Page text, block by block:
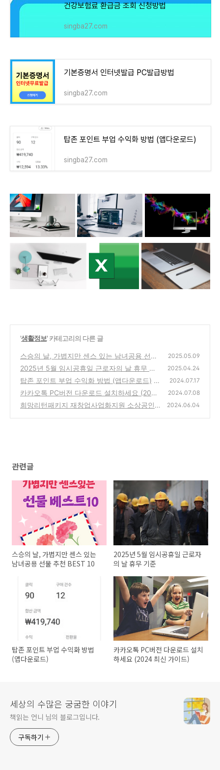
건강보험료 환급금 조회 신청방법
singba27.com
기본증명서 인터넷발급 PC발급방법
singba27.com
탑존 포인트 부업 수익화 방법 (앱다운로드)
singba27.com
'생활정보' 카테고리의 다른 글
스승의 날, 가볍지만 센스 있는 남녀공용 선물
추천 BEST 10
(0)
2025.05.09
2025년 5월 임시공휴일 근로자의 날 휴무 기
준
(0)
2025.04.24
탑존 포인트 부업 수익화 방법 (앱다운로드)
(0)
2024.07.17
카카오톡 PC버전 다운로드 설치하세요 (2024
최신 가이드)
(0)
2024.07.08
희망리턴패키지 재창업사업화지원 소상공인
2024.06.04
관련글
스승의 날, 가볍지만 센스 있는
남녀공용 선물 추천 BEST 10
2025년 5월 임시공휴일 근로자
의 날 휴무 기준
탑존 포인트 부업 수익화 방법
(앱다운로드)
카카오톡 PC버전 다운로드 설치
하세요 (2024 최신 가이드)
세상의 수많은 궁굼한 이야기
책읽는 언니 님의 블로그입니다.
구독하기